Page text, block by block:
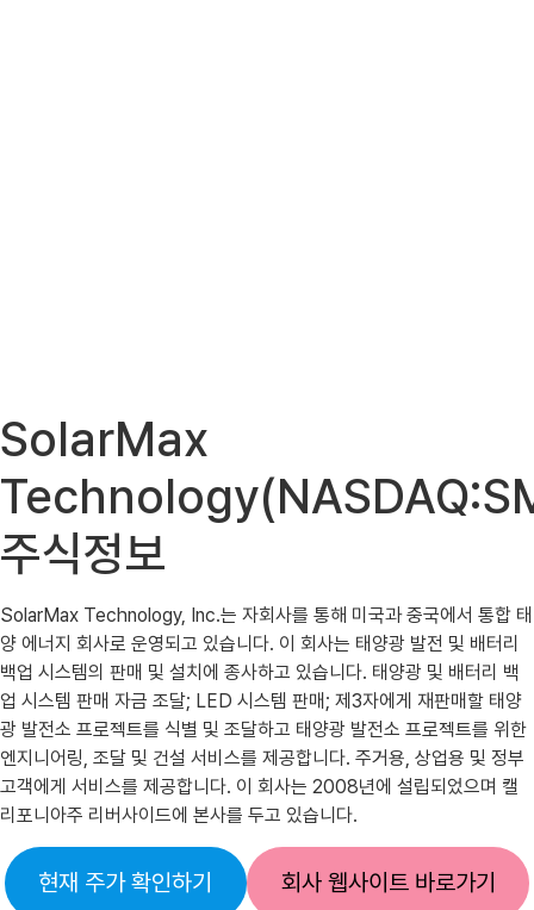
SolarMax
주식정보
SolarMax Technology, Inc.는 자회사를 통해 미국과 중국에서 통합 태
양 에너지 회사로 운영되고 있습니다. 이 회사는 태양광 발전 및 배터리
백업 시스템의 판매 및 설치에 종사하고 있습니다. 태양광 및 배터리 백
업 시스템 판매 자금 조달; LED 시스템 판매; 제3자에게 재판매할 태양
광 발전소 프로젝트를 식별 및 조달하고 태양광 발전소 프로젝트를 위한
엔지니어링, 조달 및 건설 서비스를 제공합니다. 주거용, 상업용 및 정부
고객에게 서비스를 제공합니다. 이 회사는 2008년에 설립되었으며 캘
리포니아주 리버사이드에 본사를 두고 있습니다.
현재 주가 확인하기 회사 웹사이트 바로가기